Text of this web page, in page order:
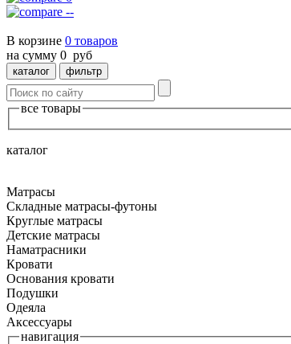
--
В корзине 0 товаров
на сумму 0 руб
каталог фильтр
все товары
каталог
Матрасы
Складные матрасы-футоны
Круглые матрасы
Детские матрасы
Наматрасники
Кровати
Основания кровати
Подушки
Одеяла
Аксессуары
навигация